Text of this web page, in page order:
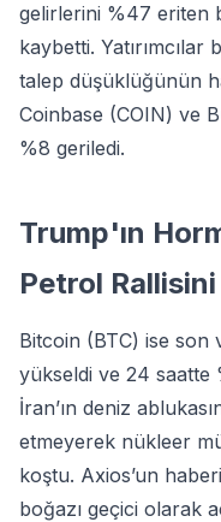
gelirlerini %47 eriten
kaybetti. Yatırımcılar
talep düşüklüğünün
Coinbase (COIN) ve
%8 geriledi.
Trump'ın
Petrol
Bitcoin (BTC) ise son
yükseldi ve 24 saatte
İran’ın deniz
etmeyerek nükleer
koştu. Axios’un
boğazı geçici olarak